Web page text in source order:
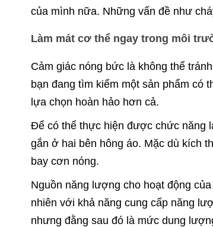
của mình nữa. Những vấn đề như
Làm mát cơ thể ngay trong môi
Cảm giác nóng bức là không thể
bạn đang tìm kiếm một sản phẩm có
lựa chọn hoàn hảo hơn cả.
Để có thể thực hiện được chức năng
gắn ở hai bên hông áo. Mặc dù kích
bay cơn nóng.
Nguồn năng lượng cho hoạt động
nhiên với khả năng cung cấp năng
nhưng đằng sau đó là mức dung